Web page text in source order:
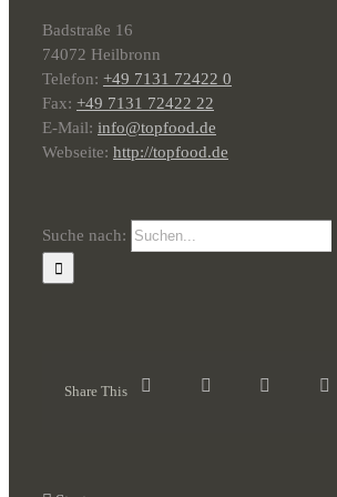
Badstraße 16
74072 Heilbronn
Telefon: +49 7131 72422 0
Fax: +49 7131 72422 22
E-Mail: info@topfood.de
Webseite: http://topfood.de
Suche nach:
Share This